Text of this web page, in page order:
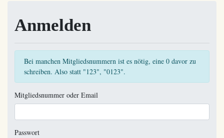
Anmelden
Bei manchen Mitgliedsnummern ist es nötig, eine 0 davor zu
schreiben. Also statt "123", "0123".
Mitgliedsnummer oder Email
Passwort